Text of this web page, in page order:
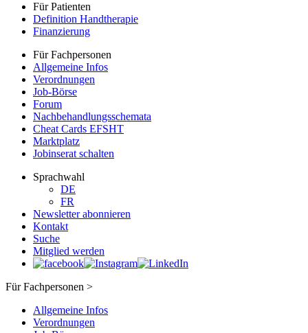
Für Patienten
Definition Handtherapie
Finanzierung
Für Fachpersonen
Allgemeine Infos
Verordnungen
Job-Börse
Forum
Nachbehandlungsschemata
Cheat Cards EFSHT
Marktplatz
Jobinserat schalten
Sprachwahl
DE
FR
Newsletter abonnieren
Kontakt
Suche
Mitglied werden
Für Fachpersonen >
Allgemeine Infos
Verordnungen